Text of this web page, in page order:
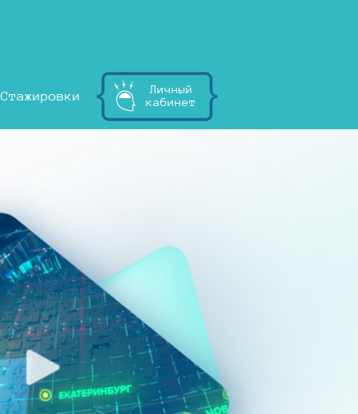
Стажировки
Личный
кабинет